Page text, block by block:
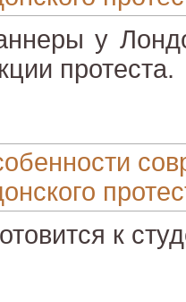
у
протеста.
к